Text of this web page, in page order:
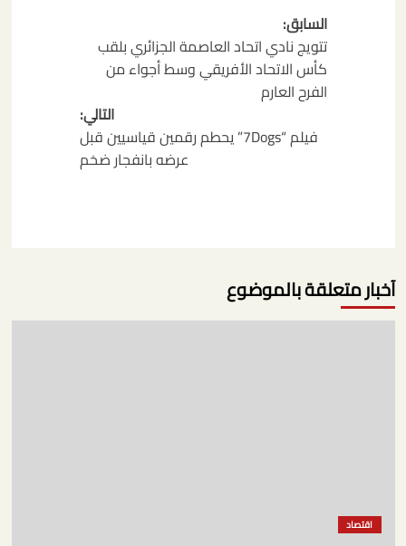
تصفّح
المقالات
السابق:
تتويج نادي اتحاد العاصمة الجزائري بلقب
كأس الاتحاد الأفريقي وسط أجواء من
الفرح العارم
التالي:
فيلم “7Dogs” يحطم رقمين قياسيين قبل
عرضه بانفجار ضخم
آخبار متعلقة بالموضوع
اقتصاد